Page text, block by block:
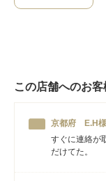
この店舗へのお
京都府 E.H様
すぐに連絡が
だけてた。